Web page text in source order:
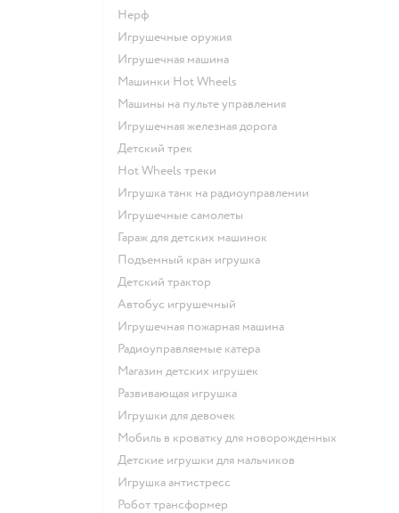
Нерф
Игрушечные оружия
Игрушечная машина
Машинки Hot Wheels
Машины на пульте управления
Игрушечная железная дорога
Детский трек
Hot Wheels треки
Игрушка танк на радиоуправлении
Игрушечные самолеты
Гараж для детских машинок
Подъемный кран игрушка
Детский трактор
Автобус игрушечный
Игрушечная пожарная машина
Радиоуправляемые катера
Магазин детских игрушек
Развивающая игрушка
Игрушки для девочек
Мобиль в кроватку для новорожденных
Детские игрушки для мальчиков
Игрушка антистресс
Робот трансформер